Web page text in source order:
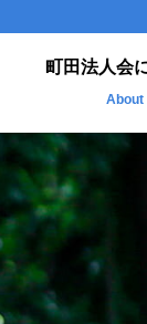
町田法人会
About
法人会とは
ご挨拶
組織
福利厚生